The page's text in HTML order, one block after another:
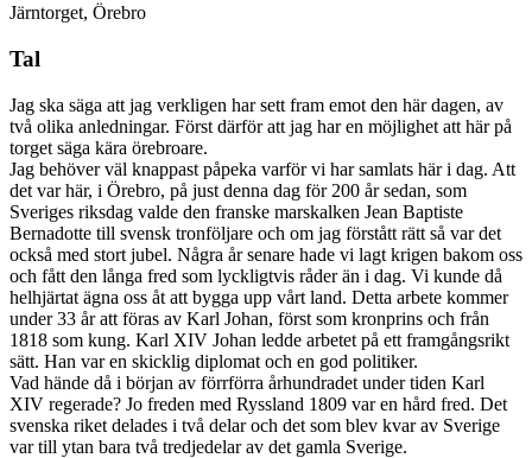
Järntorget, Örebro
Tal
Jag ska säga att jag verkligen har sett fram emot den här dagen, av
två olika anledningar. Först därför att jag har en möjlighet att här på
torget säga kära örebroare.
Jag behöver väl knappast påpeka varför vi har samlats här i dag. Att
det var här, i Örebro, på just denna dag för 200 år sedan, som
Sveriges riksdag valde den franske marskalken Jean Baptiste
Bernadotte till svensk tronföljare och om jag förstått rätt så var det
också med stort jubel. Några år senare hade vi lagt krigen bakom oss
och fått den långa fred som lyckligtvis råder än i dag. Vi kunde då
helhjärtat ägna oss åt att bygga upp vårt land. Detta arbete kommer
under 33 år att föras av Karl Johan, först som kronprins och från
1818 som kung. Karl XIV Johan ledde arbetet på ett framgångsrikt
sätt. Han var en skicklig diplomat och en god politiker.
Vad hände då i början av förrförra århundradet under tiden Karl
XIV regerade? Jo freden med Ryssland 1809 var en hård fred. Det
svenska riket delades i två delar och det som blev kvar av Sverige
var till ytan bara två tredjedelar av det gamla Sverige.